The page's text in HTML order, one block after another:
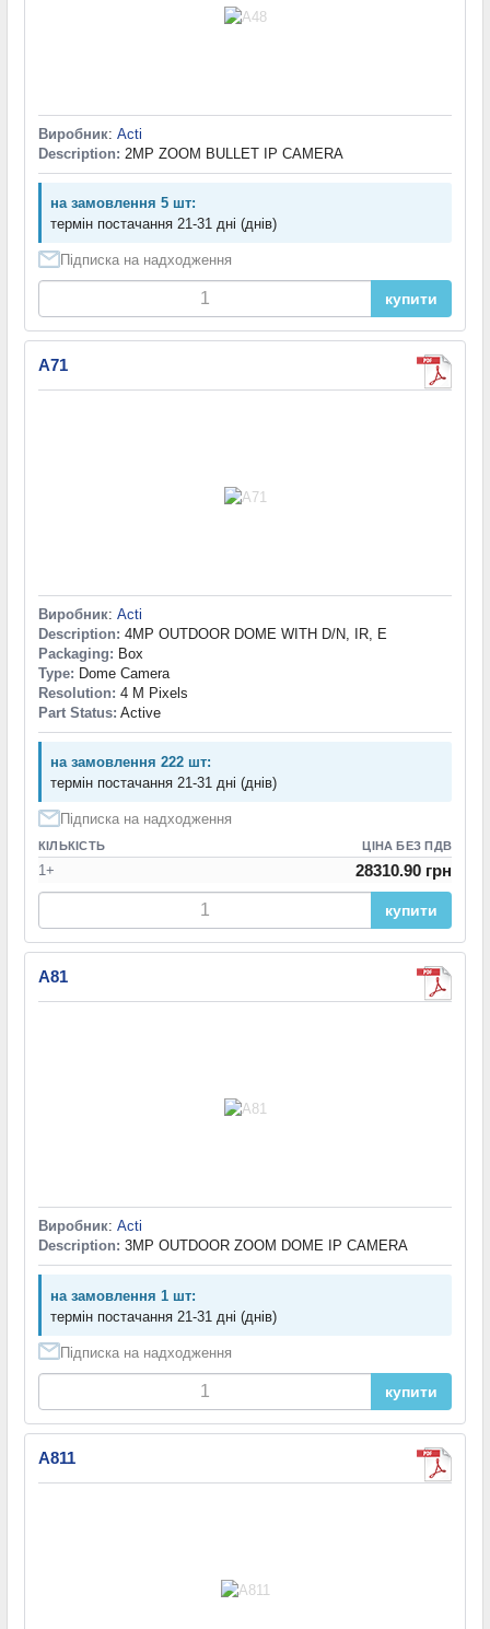
Виробник: Acti
Description: 2MP ZOOM BULLET IP CAMERA
на замовлення 5 шт:
термін постачання 21-31 дні (днів)
Підписка на надходження
купити
A71
Виробник: Acti
Description: 4MP OUTDOOR DOME WITH D/N, IR, E
Packaging: Box
Type: Dome Camera
Resolution: 4 M Pixels
Part Status: Active
на замовлення 222 шт:
термін постачання 21-31 дні (днів)
Підписка на надходження
КІЛЬКІСТЬ ЦІНА БЕЗ ПДВ
1+ 28310.90 грн
купити
A81
Виробник: Acti
Description: 3MP OUTDOOR ZOOM DOME IP CAMERA
на замовлення 1 шт:
термін постачання 21-31 дні (днів)
Підписка на надходження
купити
A811